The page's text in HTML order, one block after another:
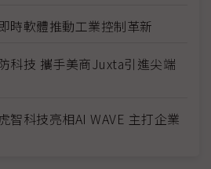
時軟體推動工業控制革新
科技 攜手美商Juxta引進尖端
智科技亮相AI WAVE 主打企業